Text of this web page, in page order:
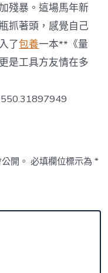
殘暴。這場馬年新
抓著頭，感覺自己
了包養一本**《量
是工具方友情在多
開。 必填欄位標示為*